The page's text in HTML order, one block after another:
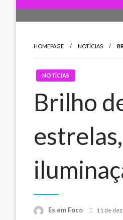
HOMEPAGE NOTÍCIAS
NOTÍCIAS
Brilho
Es em Foco
Posted
11 de